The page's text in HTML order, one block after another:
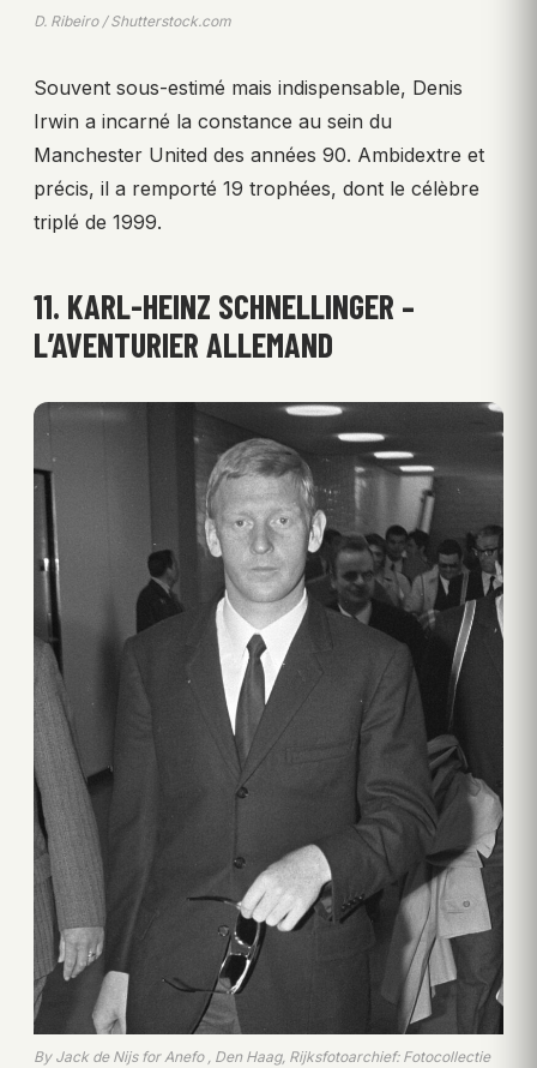
D. Ribeiro / Shutterstock.com
Souvent sous-estimé mais indispensable, Denis
Irwin a incarné la constance au sein du
Manchester United des années 90. Ambidextre et
précis, il a remporté 19 trophées, dont le célèbre
triplé de 1999.
11. KARL-HEINZ SCHNELLINGER –
L’AVENTURIER ALLEMAND
By Jack de Nijs for Anefo , Den Haag, Rijksfotoarchief: Fotocollectie